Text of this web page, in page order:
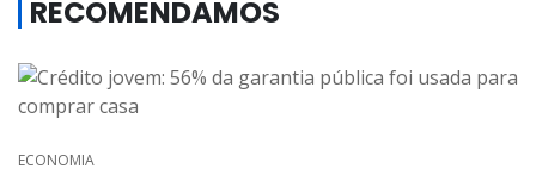
RECOMENDAMOS
ECONOMIA